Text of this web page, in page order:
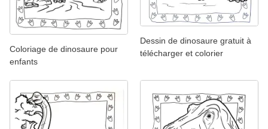
Coloriage de dinosaure pour
enfants
Dessin de dinosaure gratuit à
télécharger et colorier